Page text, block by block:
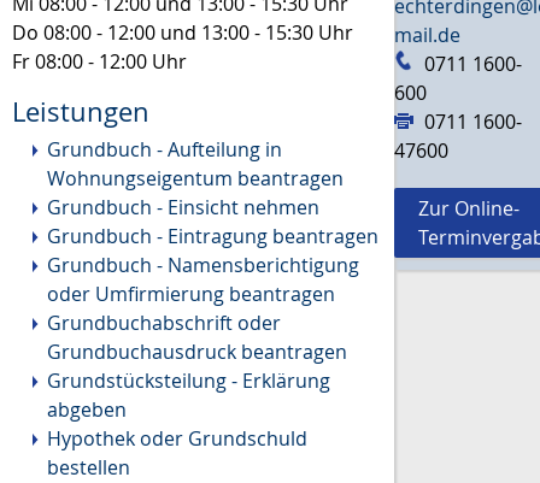
Do 08:00 - 12:00 und 13:00 - 15:30 Uhr
Fr08:00 - 12:00 Uhr
Leistungen
Grundbuch - Aufteilung in
Wohnungseigentum beantragen
Grundbuch - Einsicht nehmen
Grundbuch - Eintragung beantragen
Grundbuch - Namensberichtigung
oder Umfirmierung beantragen
Grundbuchabschrift oder
Grundbuchausdruck beantragen
Grundstücksteilung - Erklärung
abgeben
Hypothek oder Grundschuld
bestellen
mail.de
0711 1600-
600
0711 1600-
47600
Zur Online-